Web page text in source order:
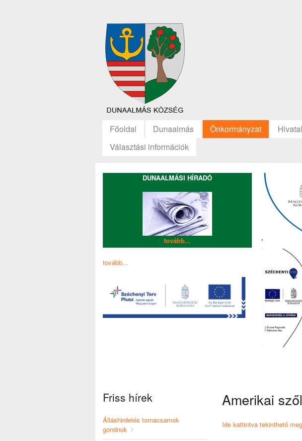
Főoldal Dunaalmás Önkormányzat Hivatal
Választási információk
DUNAALMÁSI HÍRADÓ
tovább...
tovább...
Friss hírek
Álláshirdetés tornacsarnok
gondnok
Amerikai
Ide kattintva tekinthető